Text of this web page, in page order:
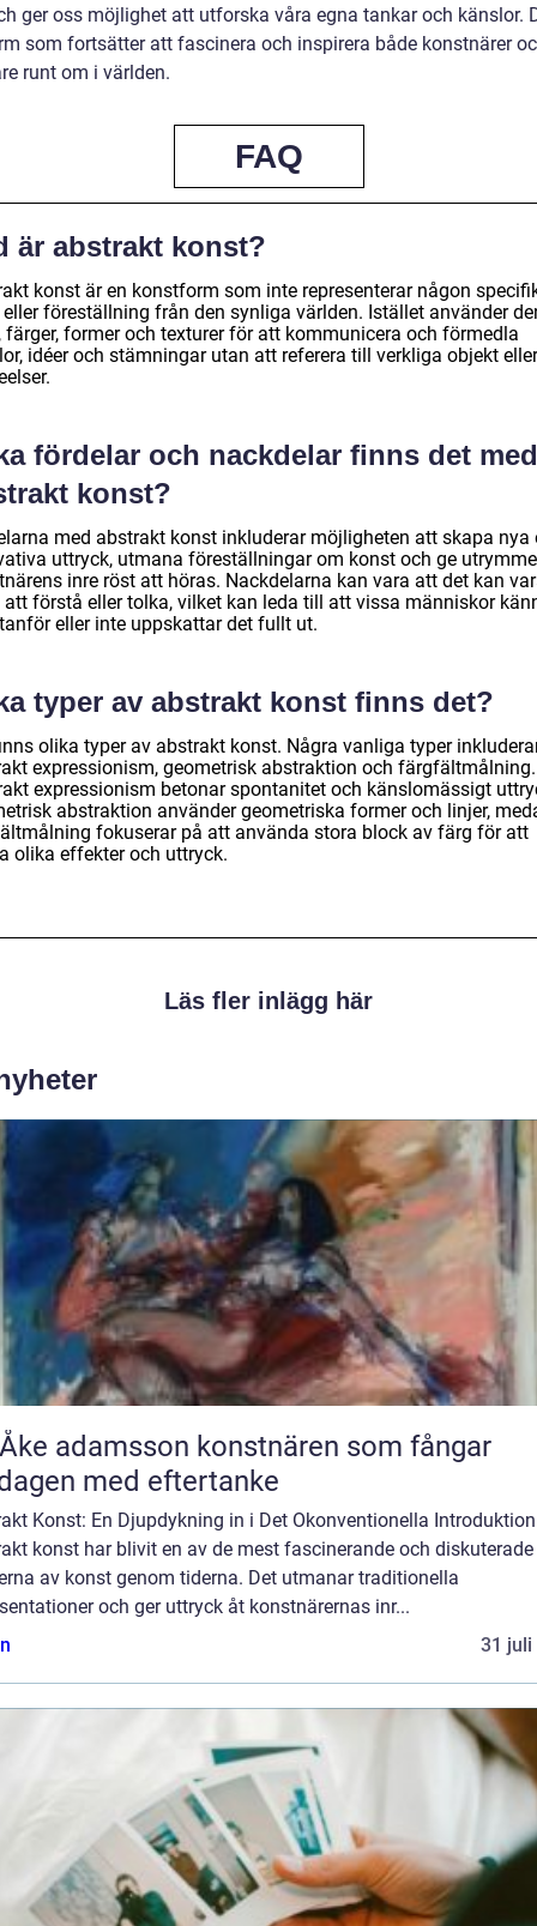
ger oss möjlighet att utforska våra egna tankar och känslor.
som fortsätter att fascinera och inspirera både konstnärer
runt om i världen.
FAQ
är abstrakt konst?
konst är en konstform som inte representerar någon
föreställning från den synliga världen. Istället använder
färger, former och texturer för att kommunicera och förmedla
idéer och stämningar utan att referera till verkliga objekt eller
fördelar och nackdelar finns det med
konst?
med abstrakt konst inkluderar möjligheten att skapa nya
uttryck, utmana föreställningar om konst och ge
inre röst att höras. Nackdelarna kan vara att det kan
att förstå eller tolka, vilket kan leda till att vissa människor
eller inte uppskattar det fullt ut.
typer av abstrakt konst finns det?
olika typer av abstrakt konst. Några vanliga typer
expressionism, geometrisk abstraktion och färgfältmålning.
expressionism betonar spontanitet och känslomässigt
abstraktion använder geometriska former och linjer,
fokuserar på att använda stora block av färg för att
olika effekter och uttryck.
Läs fler inlägg här
konstnären som fångar
med eftertanke
Konst: En Djupdykning in i Det Okonventionella Introduktion
konst har blivit en av de mest fascinerande och diskuterade
av konst genom tiderna. Det utmanar traditionella
och ger uttryck åt konstnärernas inr...
31 juli